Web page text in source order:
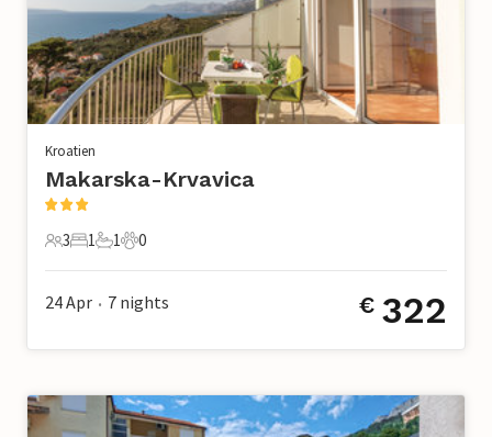
Kroatien
Makarska-Krvavica
3 Gäste
3
1 Schlafzimmer
1
1 Badezimmer
1
0 Haustiere
0
24 Apr • 7 nights € 322